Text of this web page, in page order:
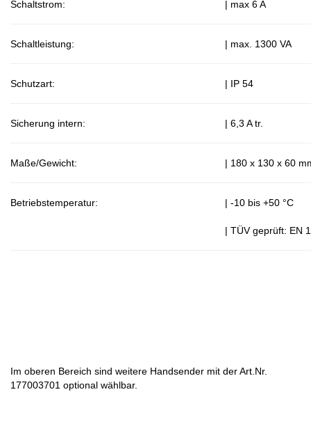
Schaltstrom: | max 6 A
Schaltleistung: | max. 1300 VA
Schutzart: | IP 54
Sicherung intern: | 6,3 A tr.
Maße/Gewicht: | 180 x 130 x 60
Betriebstemperatur: | -10 bis +50 °C
| TÜV geprüft: EN
Im oberen Bereich sind weitere Handsender mit der Art.Nr.
177003701 optional wählbar.